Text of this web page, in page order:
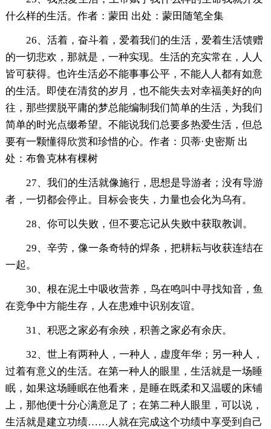
什么样的生活。作者：蒙田 出处：蒙田随笔全集
26、活着，奋斗着，爱着我们的生活，爱着生活馈赠
的一切悲欢，那就是，一种实现。生活的充实常在，人人
皆可获得。也许生活必不能事事公平，不能人人都有如意
的生活。即使在清贫的岁月，也不能失去对幸福美好的向
往，那些摆脱平庸的梦总能编制我们简单的生活，为我们
简单的时光点缀希望。不能说我们总要多热爱生活，但总
要有一颗懂得欣赏和珍惜的心。作者：贝蒂·史密斯 出
处：布鲁克林有棵树
27、我们的生活就像施行，思想是导游者；没有导游
者，一切都会停止。目标会丧失，力量也会化为乌有。
28、你可以失败，但不要忘记从失败中获取教训。
29、辛劳，像一条奇特的焊条，把耕耘与收获连结在
一起。
30、根在泥土中吸收营养，鸟在鸣叫中寻找知音，鱼
在竞争中方能生存，人在患难中识别友谊。
31、积恶之家必有余殃，积善之家必有余庆。
32、世上有两种人，一种人，虚度年华；另一种人，
过着有意义的生活。在第一种人的眼里，生活就是一场睡
眠，如果这场睡眠在他看来，是睡在既柔和又温暖的床铺
上，那他便十分心满意足了；在第二种人眼里，可以说，
生活就是建立功绩……人就在完成这个功绩中享受到自己